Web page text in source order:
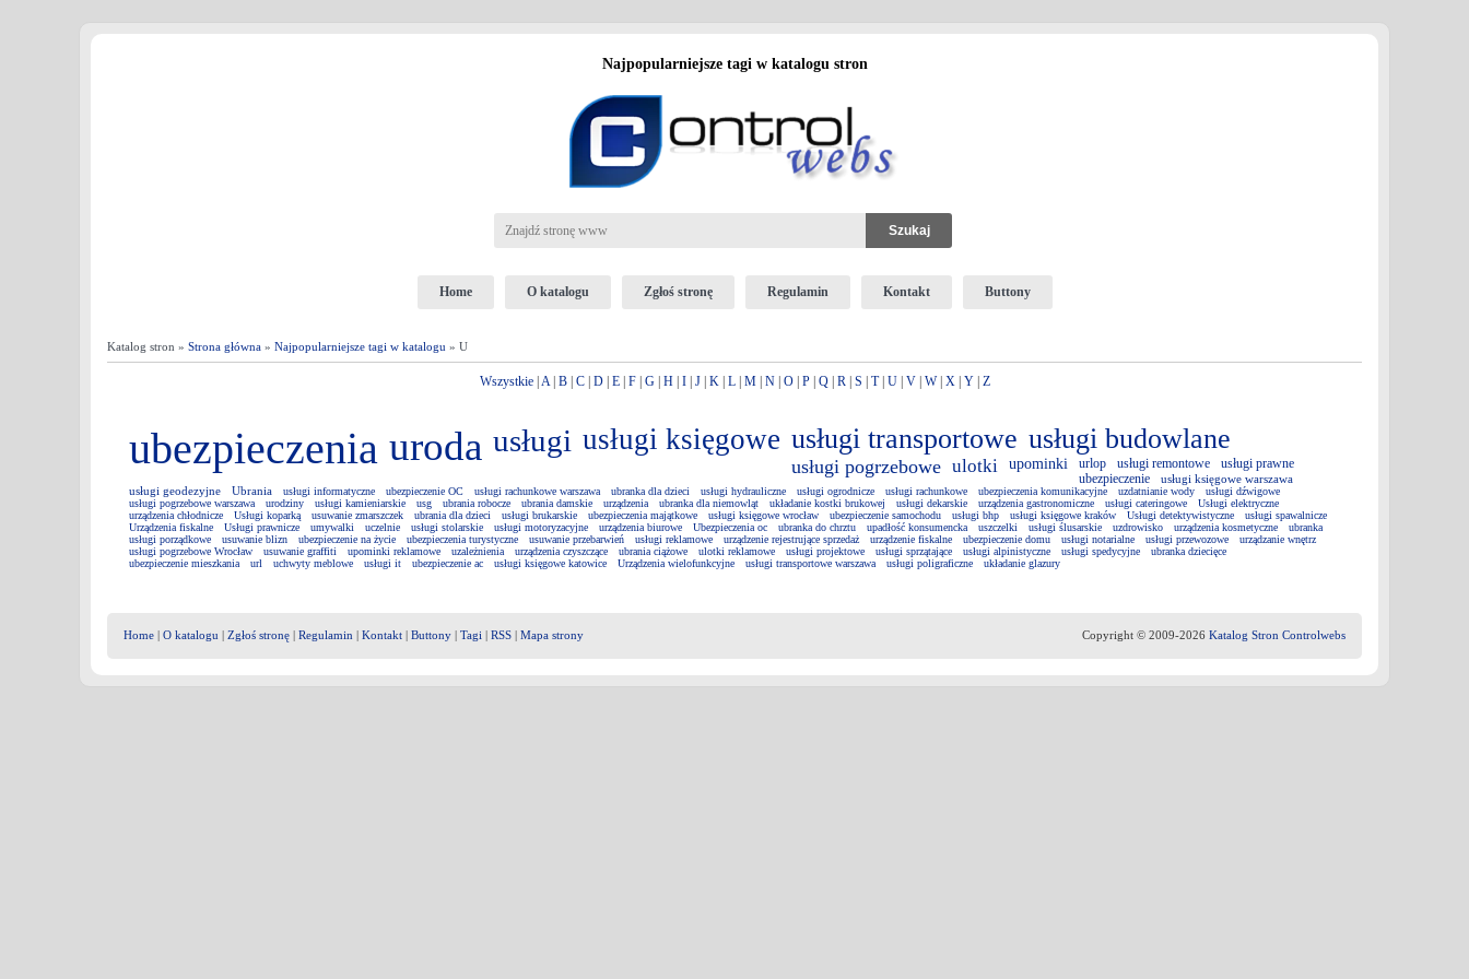
Najpopularniejsze tagi w katalogu stron
Home O katalogu Zgłoś stronę Regulamin Kontakt Buttony
Katalog stron » Strona główna » Najpopularniejsze tagi w katalogu » U
Wszystkie| A| B| C| D| E| F| G| H| I| J| K| L| M| N| O| P| Q| R| S T| U| V| W| X| Y| Z
ubezpieczenia uroda usługi usługi księgowe usługi transportowe usługi budowlane
usługi pogrzebowe ulotki upominki urlop usługi remontowe usługi prawne
ubezpieczenie usługi księgowe warszawa
usługi geodezyjne Ubrania usługi informatyczne ubezpieczenie OC usługi rachunkowe warszawa ubranka dla dzieci usługi hydrauliczne usługi ogrodnicze usługi rachunkowe ubezpieczenia komunikacyjne uzdatnianie wody
usługi dźwigowe
usługi pogrzebowe warszawa
urodziny usługi kamieniarskie usg ubrania robocze ubrania damskie urządzenia ubranka dla niemowląt układanie kostki brukowej usługi dekarskie urządzenia gastronomiczne usługi cateringowe
Usługi elektryczne
urządzenia chłodnicze
Usługi koparką usuwanie zmarszczek ubrania dla dzieci usługi brukarskie ubezpieczenia majątkowe usługi księgowe wrocław ubezpieczenie samochodu usługi bhp usługi księgowe kraków Usługi detektywistyczne
usługi spawalnicze
Urządzenia fiskalne
Usługi prawnicze umywalki uczelnie usługi stolarskie usługi motoryzacyjne urządzenia biurowe Ubezpieczenia oc ubranka do chrztu upadłość konsumencka uszczelki usługi ślusarskie uzdrowisko urządzenia kosmetyczne
ubranka
usługi porządkowe
usuwanie blizn ubezpieczenie na życie ubezpieczenia turystyczne usuwanie przebarwień usługi reklamowe urządzenie rejestrujące sprzedaż urządzenie fiskalne ubezpieczenie domu usługi notarialne usługi przewozowe
urządzanie wnętrz
usługi pogrzebowe Wrocław
usuwanie graffiti upominki reklamowe uzależnienia urządzenia czyszczące ubrania ciążowe ulotki reklamowe usługi projektowe usługi sprzątające usługi alpinistyczne usługi spedycyjne
ubranka dziecięce
ubezpieczenie mieszkania
url uchwyty meblowe usługi it ubezpieczenie ac usługi księgowe katowice Urządzenia wielofunkcyjne usługi transportowe warszawa usługi poligraficzne układanie glazury
Home | O katalogu | Zgłoś stronę | Regulamin | Kontakt | Buttony | Tagi | RSS | Mapa strony Copyright © 2009-2026 Katalog Stron Controlwebs